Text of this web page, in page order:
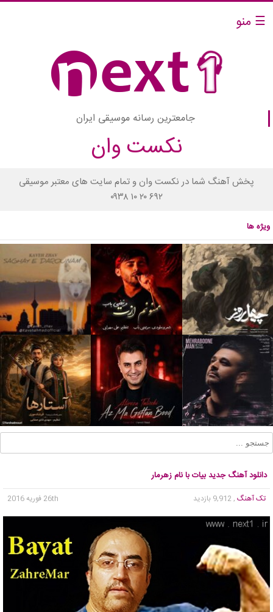
☰ منو
جامعترین رسانه موسیقی ایران
نکست وان
پخش آهنگ شما در نکست وان و تمام سایت های معتبر موسیقی
۰۹۳۸ ۱۰ ۲۰ ۶۹۲
ویژه ها
دانلود آهنگ جدید بیات با نام زهرمار
تک آهنگ , 9,912 بازدید 26th فوریه 2016